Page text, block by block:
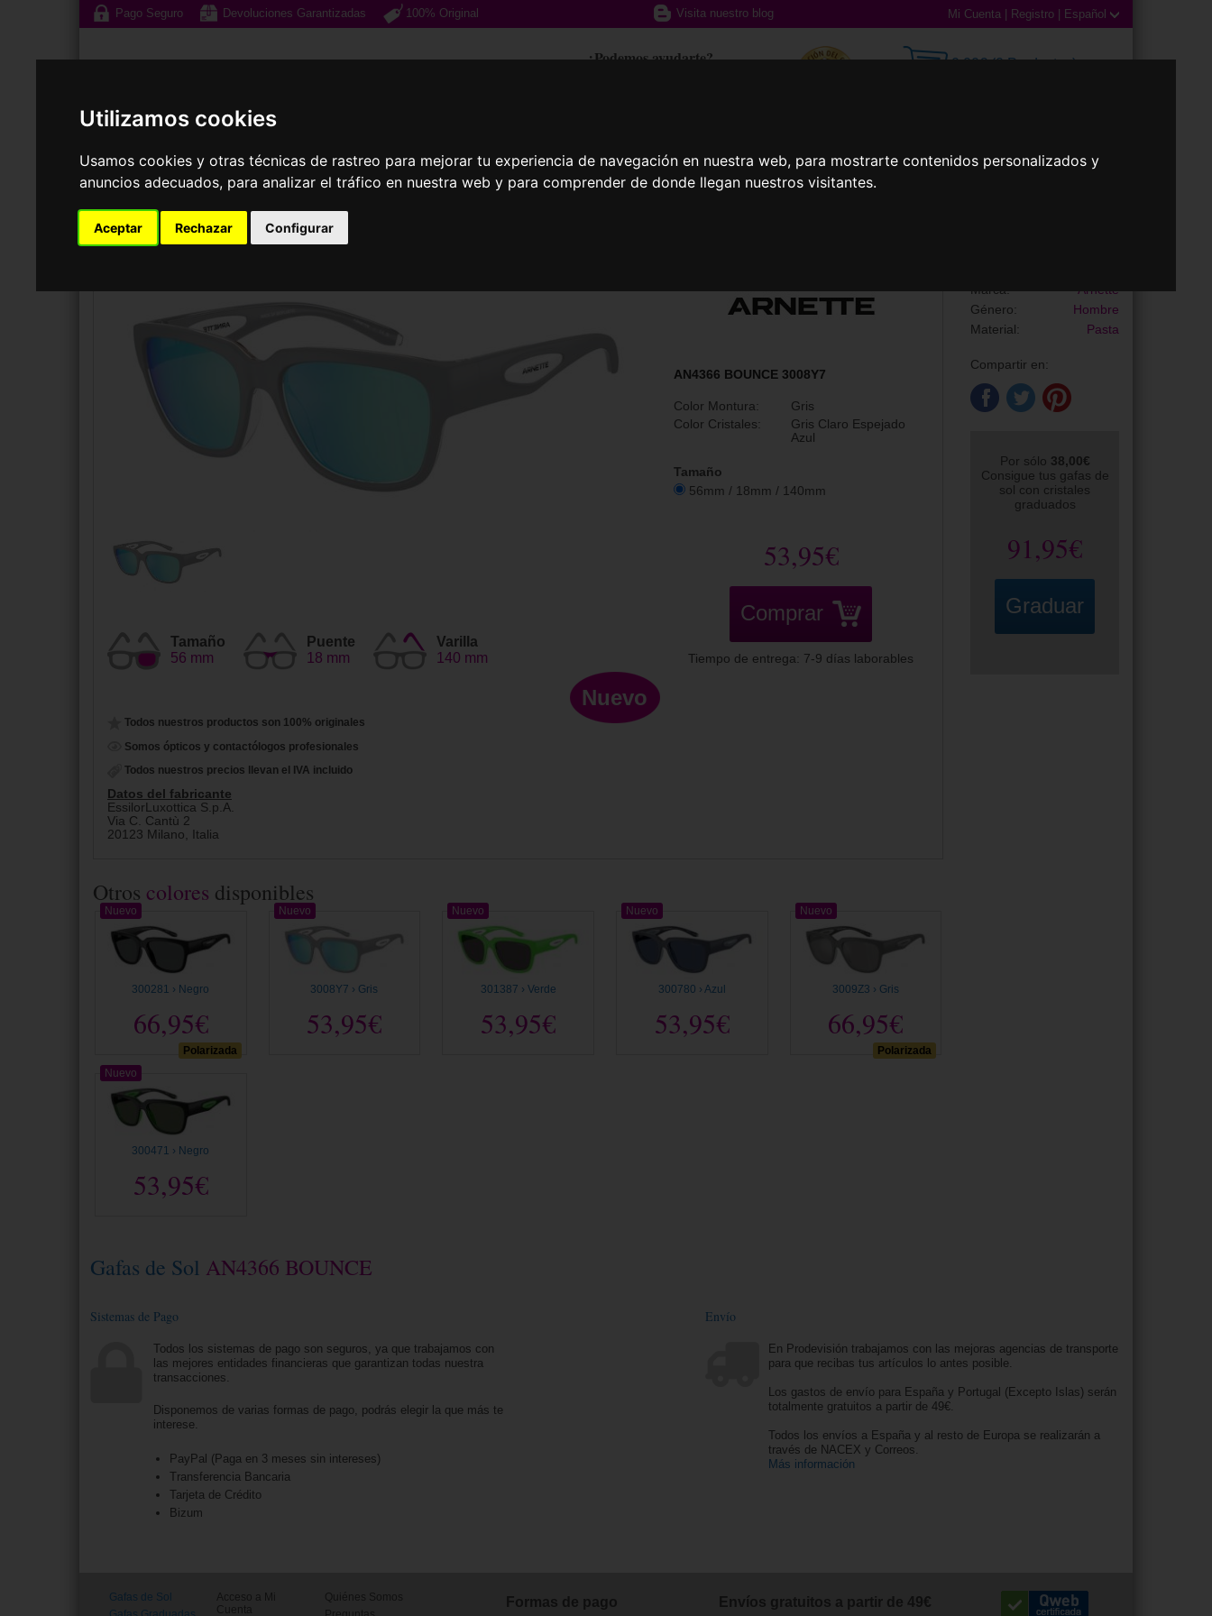
Utilizamos cookies
Usamos cookies y otras técnicas de rastreo para mejorar tu experiencia de navegación en nuestra web, para mostrarte contenidos personalizados y
anuncios adecuados, para analizar el tráfico en nuestra web y para comprender de donde llegan nuestros visitantes.
Aceptar Rechazar Configurar
Pago Seguro Devoluciones Garantizadas 100% Original Visita nuestro blog Mi Cuenta Registro Español
¿Podemos ayudarte? 0,00€ (0 Productos)
Gafas de Sol Gafas Graduadas Gafas Deportivas Lentillas
GAFAS DE SOL ARNETTE AN4366 BOUNCE
Nuevo
Tamaño
56 mm
Puente
18 mm
Varilla
140 mm
Todos nuestros productos son 100% originales
Somos ópticos y contactólogos profesionales
Todos nuestros precios llevan el IVA incluido
Datos del fabricante
EssilorLuxottica S.p.A.
Via C. Cantù 2
20123 Milano, Italia
AN4366 BOUNCE 3008Y7
Color Montura:
Gris
Color Cristales:
Gris Claro Espejado
Azul
Tamaño
56mm / 18mm / 140mm
53,95€
Comprar
Tiempo de entrega: 7-9 días laborables
Marca:
Arnette
Género:
Hombre
Material:
Pasta
Compartir en:
Por sólo 38,00€
Consigue tus gafas de
sol con cristales
graduados
91,95€
Graduar
Otros colores disponibles
Polarizada
300281 › Negro
66,95€
Nuevo
3008Y7 › Gris
53,95€
Nuevo
301387 › Verde
53,95€
Nuevo
300780 › Azul
53,95€
Nuevo
Polarizada
3009Z3 › Gris
66,95€
Nuevo
300471 › Negro
53,95€
Nuevo
Gafas de Sol AN4366 BOUNCE
Sistemas de Pago
Todos los sistemas de pago son seguros, ya que trabajamos con
las mejores entidades financieras que garantizan todas nuestra
transacciones.
Disponemos de varias formas de pago, podrás elegir la que más te
interese.
PayPal (Paga en 3 meses sin intereses)
Transferencia Bancaria
Tarjeta de Crédito
Bizum
Envío
En Prodevisión trabajamos con las mejoras agencias de transporte
para que recibas tus artículos lo antes posible.
Los gastos de envío para España y Portugal (Excepto Islas) serán
totalmente gratuitos a partir de 49€.
Todos los envíos a España y al resto de Europa se realizarán a
través de NACEX y Correos.
Más información
Gafas de Sol
Acceso a Mi
Cuenta
Quiénes Somos
Formas de pago Envíos gratuitos a partir de 49€